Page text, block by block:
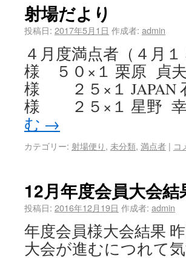
射場だより
投稿日: 2017年5月1日 作成者: admin
４月度満点者（４月
様 ５０×１ 栗原 貞
様 ２５×１ JAPAN
様 ２５×１ 星野
む →
カテゴリー: 射場便り, 未分類, 満点者 | コ
12月年度会員大会結
投稿日: 2016年12月19日 作成者: admin
年度会員様大会結果
大会が進むにつれて